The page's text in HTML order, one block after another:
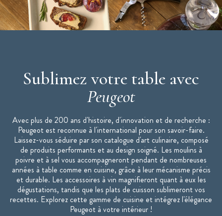
Sublimez votre table avec
Peugeot
Avec plus de 200 ans d'histoire, d'innovation et de recherche :
Peugeot est reconnue à l'international pour son savoir-faire.
Laissez-vous séduire par son catalogue d'art culinaire, composé
de produits performants et au design soigné. Les moulins à
poivre et à sel vous accompagneront pendant de nombreuses
années à table comme en cuisine, grâce à leur mécanisme précis
et durable. Les accessoires à vin magnifieront quant à eux les
dégustations, tandis que les plats de cuisson sublimeront vos
recettes. Explorez cette gamme de cuisine et intégrez l'élégance
Peugeot à votre intérieur !